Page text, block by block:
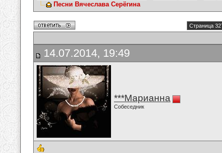
Песни Вячеслава Серёгина
Страница
14.07.2014, 19:49
***Марианна
Собеседник